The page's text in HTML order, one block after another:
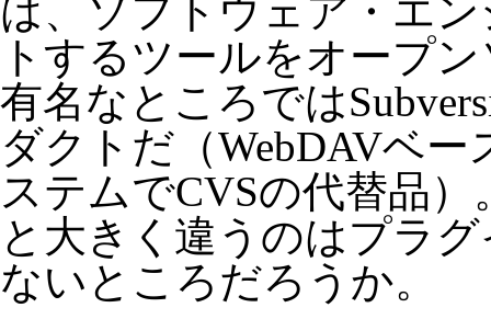
は、ソフトウェア・エ
トするツールをオープ
有名なところでは
ダクトだ（WebDAVベ
ステムでCVSの代替品）
と大きく違うのはプラ
ないところだろうか。